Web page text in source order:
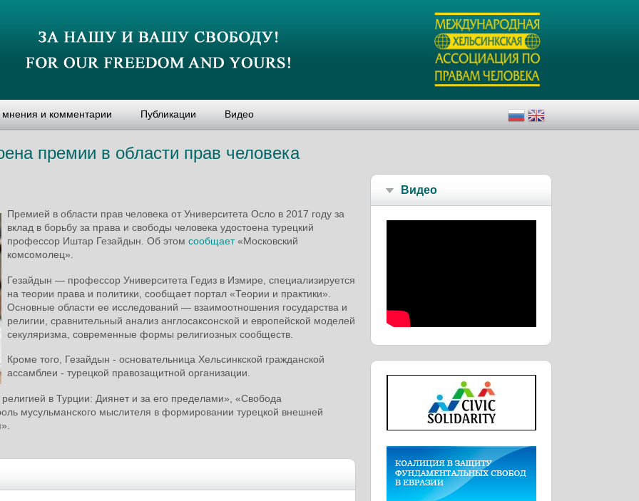
мнения и комментарии Публикации Видео
премии в области прав человека
Премией в области прав человека от Университета Осло в 2017 году за
вклад в борьбу за права и свободы человека удостоена турецкий
профессор Иштар Гезайдын. Об этом сообщает«Московский
комсомолец».
Гезайдын — профессор Университета Гедиз в Измире, специализируется
на теории права и политики, сообщает портал «Теории и практики».
Основные области ее исследований — взаимоотношения государства и
религии, сравнительный анализ англосаксонской и европейской моделей
секуляризма, современные формы религиозных сообществ.
Кроме того, Гезайдын - основательница Хельсинкской гражданской
ассамблеи - турецкой правозащитной организации.
в Турции: Диянет и за его пределами», «Свобода
мусульманского мыслителя в формировании турецкой внешней
Видео